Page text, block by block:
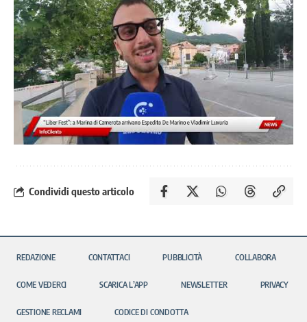
Condividi questo articolo
REDAZIONE CONTATTACI PUBBLICITÀ COLLABORA
COME VEDERCI SCARICA L’APP NEWSLETTER PRIVACY
GESTIONE RECLAMI CODICE DI CONDOTTA